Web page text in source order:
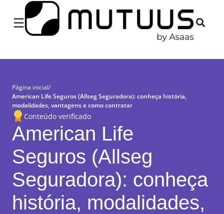
☰
Página inicial/
American Life Seguros (Allseg Seguradora): conheça história,
modalidades, vantagens e como contratar
Conteúdo verificado
American Life
Seguros (Allseg
Seguradora): conheça
história, modalidades,